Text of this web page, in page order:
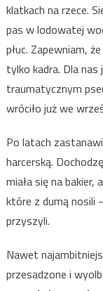
klatkach na rzece.
pas w lodowatej
płuc. Zapewniam,
tylko kadra. Dla
traumatycznym
wróciło już we
Po latach
harcerską.
miała się na bakier,
które z dumą nosili
przyszyli.
Nawet
przesadzone i